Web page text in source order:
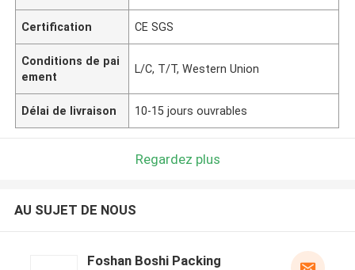
Certification CE SGS
Conditions de pai
ement
L/C, T/T, Western Union
Délai de livraison 10-15 jours ouvrables
Regardez plus
AU SUJET DE NOUS
Foshan Boshi Packing